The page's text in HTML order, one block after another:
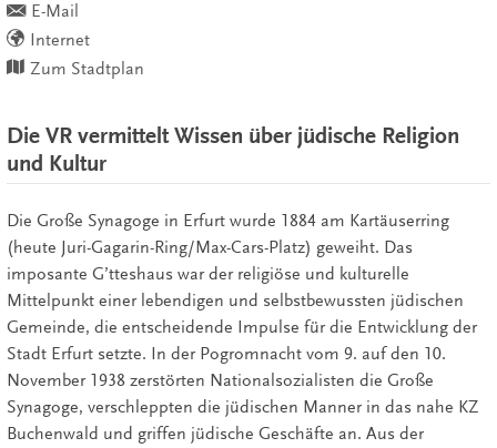
E-Mail
Internet
Zum Stadtplan
Die VR vermittelt Wissen über jüdische Religion
und Kultur
Die Große Synagoge in Erfurt wurde 1884 am Kartäuserring
(heute Juri-Gagarin-Ring/Max-Cars-Platz) geweiht. Das
imposante G’tteshaus war der religiöse und kulturelle
Mittelpunkt einer lebendigen und selbstbewussten jüdischen
Gemeinde, die entscheidende Impulse für die Entwicklung der
Stadt Erfurt setzte. In der Pogromnacht vom 9. auf den 10.
November 1938 zerstörten Nationalsozialisten die Große
Synagoge, verschleppten die jüdischen Manner in das nahe KZ
Buchenwald und griffen jüdische Geschäfte an. Aus der